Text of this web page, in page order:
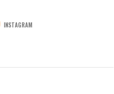
INSTAGRAM